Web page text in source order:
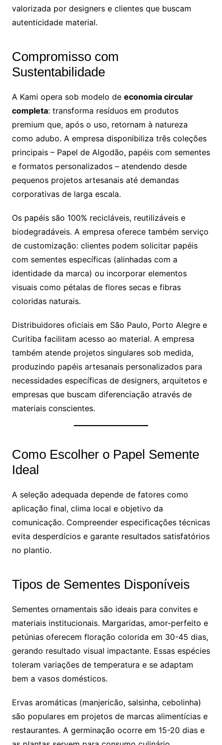
valorizada por designers e clientes que buscam
autenticidade material.
Compromisso com
Sustentabilidade
A Kami opera sob modelo de economia circular
completa: transforma resíduos em produtos
premium que, após o uso, retornam à natureza
como adubo. A empresa disponibiliza três coleções
principais – Papel de Algodão, papéis com sementes
e formatos personalizados – atendendo desde
pequenos projetos artesanais até demandas
corporativas de larga escala.
Os papéis são 100% recicláveis, reutilizáveis e
biodegradáveis. A empresa oferece também serviço
de customização: clientes podem solicitar papéis
com sementes específicas (alinhadas com a
identidade da marca) ou incorporar elementos
visuais como pétalas de flores secas e fibras
coloridas naturais.
Distribuidores oficiais em São Paulo, Porto Alegre e
Curitiba facilitam acesso ao material. A empresa
também atende projetos singulares sob medida,
produzindo papéis artesanais personalizados para
necessidades específicas de designers, arquitetos e
empresas que buscam diferenciação através de
materiais conscientes.
Como Escolher o Papel Semente
Ideal
A seleção adequada depende de fatores como
aplicação final, clima local e objetivo da
comunicação. Compreender especificações técnicas
evita desperdícios e garante resultados satisfatórios
no plantio.
Tipos de Sementes Disponíveis
Sementes ornamentais são ideais para convites e
materiais institucionais. Margaridas, amor-perfeito e
petúnias oferecem floração colorida em 30-45 dias,
gerando resultado visual impactante. Essas espécies
toleram variações de temperatura e se adaptam
bem a vasos domésticos.
Ervas aromáticas (manjericão, salsinha, cebolinha)
são populares em projetos de marcas alimentícias e
restaurantes. A germinação ocorre em 15-20 dias e